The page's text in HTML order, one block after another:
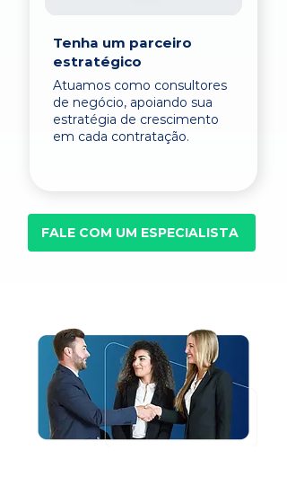
Tenha um parceiro
estratégico
Atuamos como consultores
de negócio, apoiando sua
estratégia de crescimento
em cada contratação.
FALE COM UM ESPECIALISTA